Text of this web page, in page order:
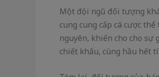
Một đội ngũ đối tượng
cung cung cấp cá cược
nguyên, khiến cho cho sự
chiết khấu, cùng hầu hết